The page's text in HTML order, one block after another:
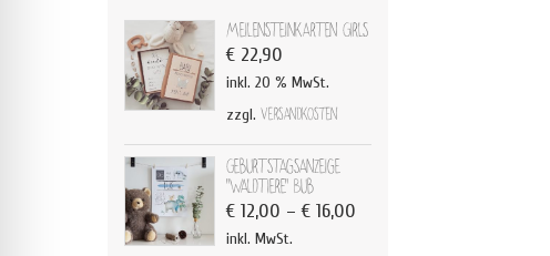
Meilensteinkarten Girls
€22,90
inkl. 20 % MwSt.
zzgl. Versandkosten
Geburtstagsanzeige
"Waldtiere" Bub
€12,00 –€16,00
inkl. MwSt.